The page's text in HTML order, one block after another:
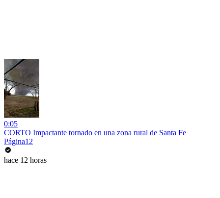
0:05
CORTO Impactante tornado en una zona rural de Santa Fe
Página12
hace 12 horas